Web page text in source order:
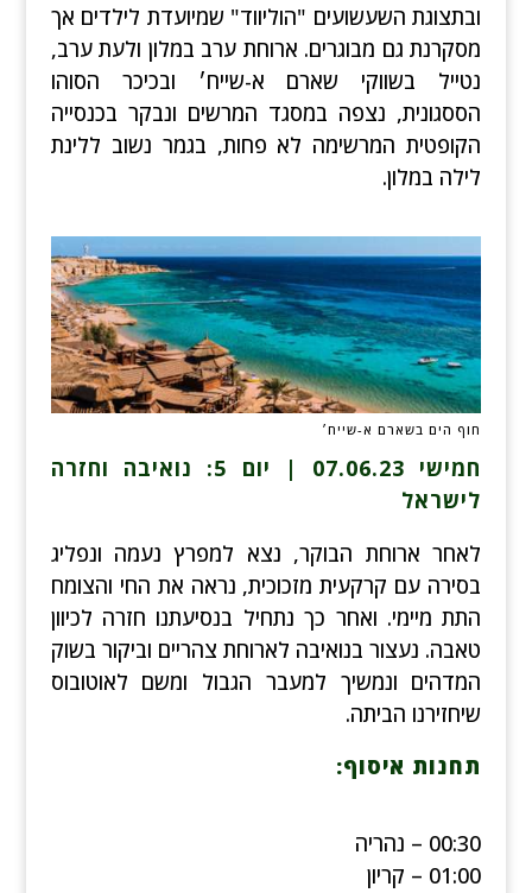
ובתצוגת השעשועים "הוליווד" שמיועדת לילדים אך
מסקרנת גם מבוגרים. ארוחת ערב במלון ולעת ערב,
נטייל בשווקי שארם א-שייח׳ ובכיכר הסוהו
הססגונית, נצפה במסגד המרשים ונבקר בכנסייה
הקופטית המרשימה לא פחות, בגמר נשוב ללינת
לילה במלון.
חוף הים בשארם א-שייח׳
חמישי 07.06.23 | יום 5: נואיבה וחזרה
לישראל
לאחר ארוחת הבוקר, נצא למפרץ נעמה ונפליג
בסירה עם קרקעית מזכוכית, נראה את החי והצומח
התת מיימי. ואחר כך נתחיל בנסיעתנו חזרה לכיוון
טאבה. נעצור בנואיבה לארוחת צהריים וביקור בשוק
המדהים ונמשיך למעבר הגבול ומשם לאוטובוס
שיחזירנו הביתה.
תחנות איסוף:
00:30 – נהריה
01:00 – קריון